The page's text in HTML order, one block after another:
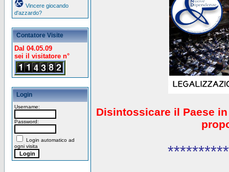
Vincere giocando
d'azzardo?
Contatore Visite
Dal 04.05.09
sei il visitatore n°
Login
Username:
Password:
Login automatico ad
ogni visita
Disintossicare il Paese